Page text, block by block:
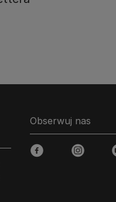
Obserwuj nas
facebookinstagram